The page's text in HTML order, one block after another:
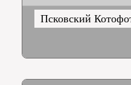
Псковский